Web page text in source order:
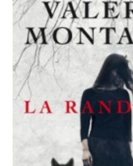
Rassegna Stampa
Archivio
Autori
Generi
Partnership
Premio Chiara
Tabù Festival 2014